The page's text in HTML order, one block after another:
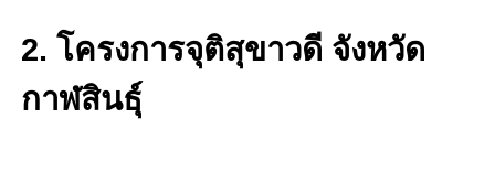
2. โครงการจุติสุขาวดี จังหวัด
กาฬสินธุ์